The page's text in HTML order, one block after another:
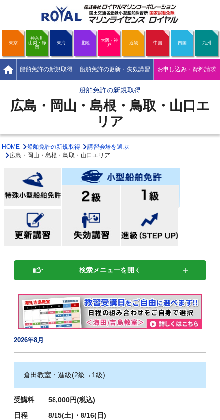
東京
神奈川
山梨・静
岡
東海 北陸
大阪・神
戸
近畿 中国 四国 九州
home 船舶免許の新規取得 船舶免許の更新・失効講習 お申し込み・資料請求
船舶免許の新規取得
広島・岡山・島根・鳥取・山口エ
リア
HOME 船舶免許の新規取得
講習会場を選ぶ
広島・岡山・島根・鳥取・山口エリア
検索メニューを開く
2026年8月
倉田教室・進級(2級→1級)
受講料
58,000円(税込)
日程
8/15(土)・8/16(日)